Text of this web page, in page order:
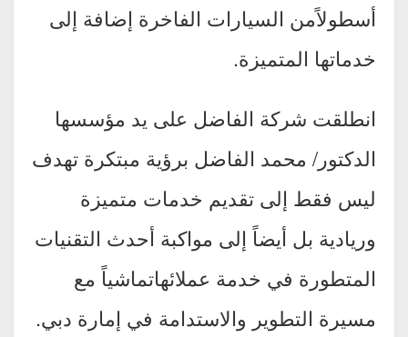
أسطولاًمن السيارات الفاخرة إضافة إلى
خدماتها المتميزة.
انطلقت شركة الفاضل على يد مؤسسها
الدكتور/ محمد الفاضل برؤية مبتكرة تهدف
ليس فقط إلى تقديم خدمات متميزة
وريادية بل أيضاً إلى مواكبة أحدث التقنيات
المتطورة في خدمة عملائهاتماشياً مع
مسيرة التطوير والاستدامة في إمارة دبي.